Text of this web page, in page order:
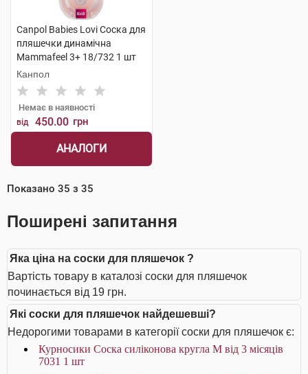
Canpol Babies Lovi Соска для
пляшечки динамічна
Mammafeel 3+ 18/732 1 шт
Канпол
Немає в наявності
від 450.00 грн
АНАЛОГИ
Показано 35 з 35
Поширені запитання
Яка ціна на соски для пляшечок ?
Вартість товару в каталозі соски для пляшечок
починається від 19 грн.
Які соски для пляшечок найдешевші?
Недорогими товарами в категорії соски для пляшечок є:
Курносики Соска силіконова кругла M від 3 місяців
7031 1 шт